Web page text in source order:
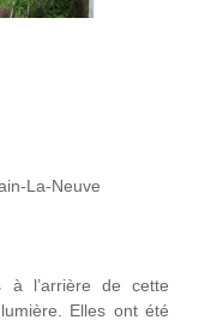
La-Neuve
à l’arrière de cette
Elles ont été